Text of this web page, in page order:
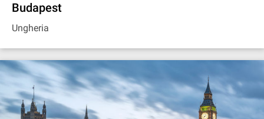
Budapest
Ungheria